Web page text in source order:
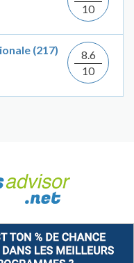
10
(217)
8.6
10
vous acceptez